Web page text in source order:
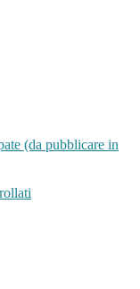
(da pubblicare in